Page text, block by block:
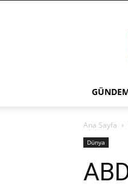
Ana Sayfa
Dünya